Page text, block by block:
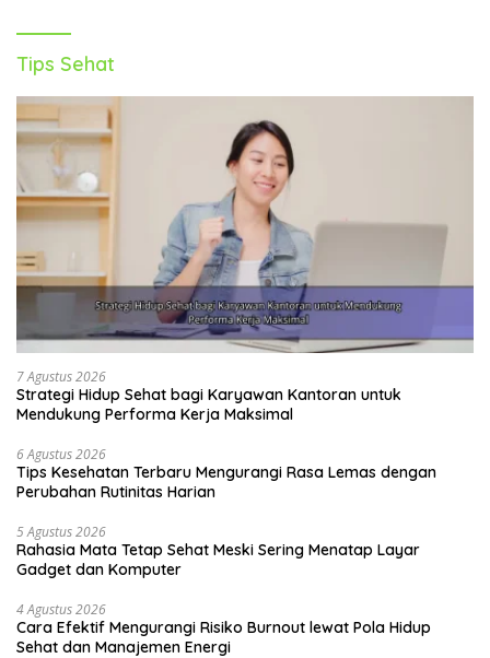
Tips Sehat
7 Agustus 2026
Strategi Hidup Sehat bagi Karyawan Kantoran untuk
Mendukung Performa Kerja Maksimal
6 Agustus 2026
Tips Kesehatan Terbaru Mengurangi Rasa Lemas dengan
Perubahan Rutinitas Harian
5 Agustus 2026
Rahasia Mata Tetap Sehat Meski Sering Menatap Layar
Gadget dan Komputer
4 Agustus 2026
Cara Efektif Mengurangi Risiko Burnout lewat Pola Hidup
Sehat dan Manajemen Energi